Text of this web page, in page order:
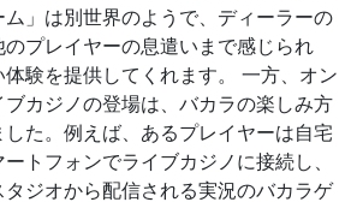
」は別世界のようで、ディーラーの
プレイヤーの息遣いまで感じられ
験を提供してくれます。 一方、オン
カジノの登場は、バカラの楽しみ方
た。例えば、あるプレイヤーは自宅
トフォンでライブカジノに接続し、
ジオから配信される実況のバカラゲ